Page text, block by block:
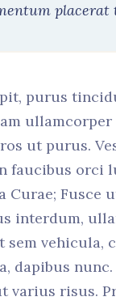
placerat
purus
ut purus.
faucibus orci
Curae; Fusce
interdum,
sem vehicula,
dapibus
varius risus.